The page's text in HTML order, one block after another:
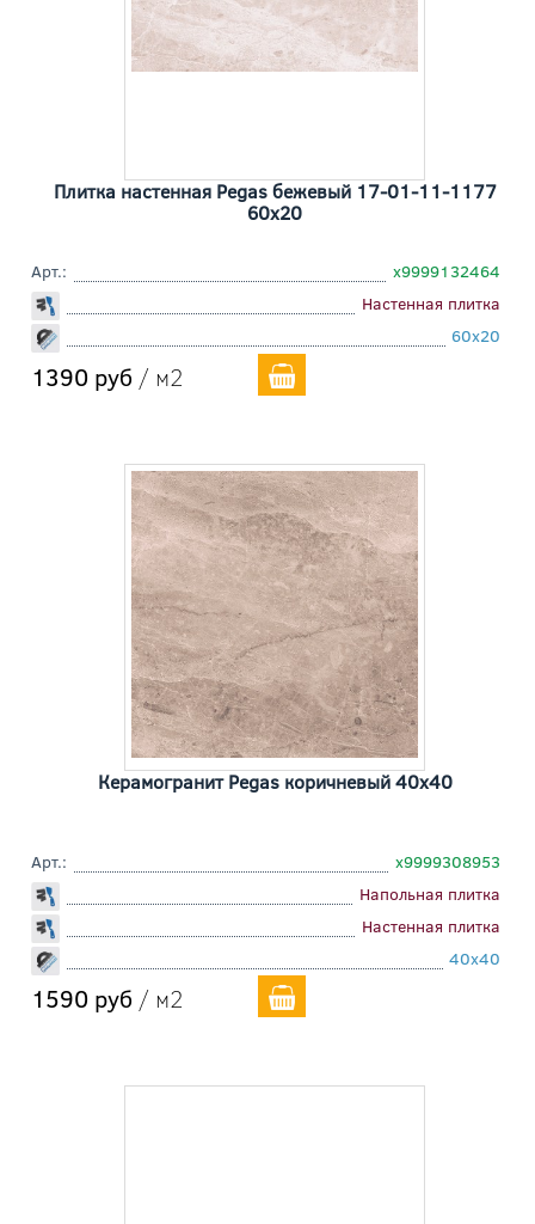
Плитка настенная Pegas бежевый 17-01-11-1177
60x20
Арт.:
х9999132464
Настенная плитка
60x20
1390 руб / м2
Керамогранит Pegas коричневый 40x40
Арт.:
х9999308953
Напольная плитка
Настенная плитка
40x40
1590 руб / м2